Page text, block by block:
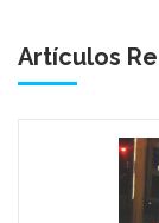
Artículos